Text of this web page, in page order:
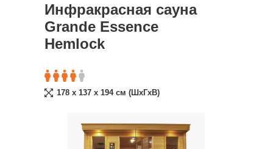
Инфракрасная сауна
Grande Essence
Hemlock
178 x 137 x 194 cм (ШxГxВ)